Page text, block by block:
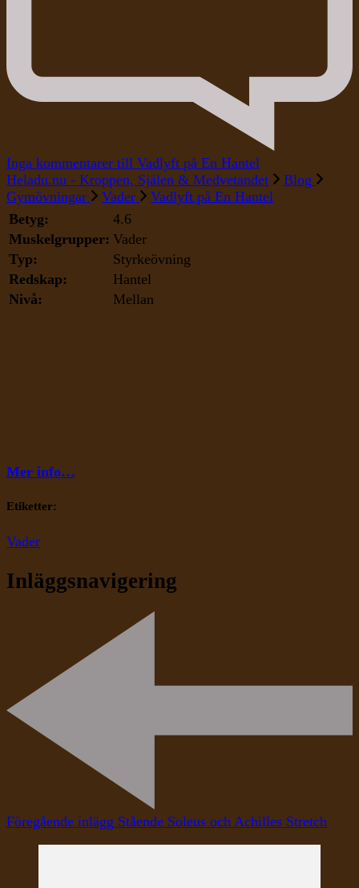
Inga kommentarer till Vadlyft på En Hantel
Heladu.nu - Kroppen, Själen & Medvetandet
Blog
Gymövningar
Vader
Vadlyft på En Hantel
Betyg:
4.6
Muskelgrupper: Vader
Typ:
Styrkeövning
Redskap:
Hantel
Nivå:
Mellan
Mer info…
Etiketter:
Vader
Inläggsnavigering
Föregående inlägg Stående Soleus och Achilles Stretch